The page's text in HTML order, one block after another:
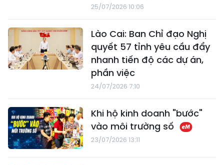
25/07/2026 10:06
Lào Cai: Ban Chỉ đạo Nghị
quyết 57 tỉnh yêu cầu đẩy
nhanh tiến độ các dự án,
phần việc
24/07/2026 7:10
Khi hộ kinh doanh "bước"
vào môi trường số
23/07/2026 13:11